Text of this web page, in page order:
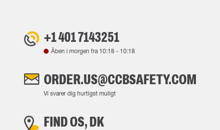
+1 401 7143251
Åben i morgen fra 10:18 - 10:18
ORDER.US@CCBSAFETY.COM
Vi svarer dig hurtigst muligt
FIND OS, DK